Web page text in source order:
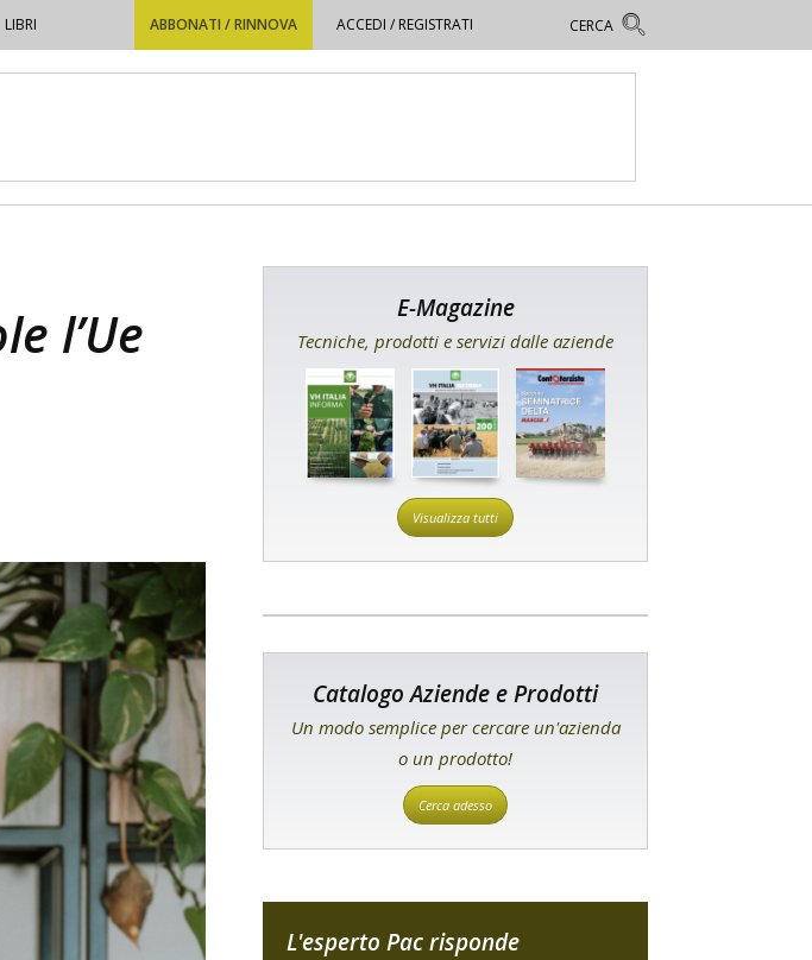
LIBRI ABBONATI / RINNOVA ACCEDI / REGISTRATI
l’Ue
E-Magazine
Tecniche, prodotti e servizi dalle aziende
Visualizza tutti
Catalogo Aziende e Prodotti
Un modo semplice per cercare un'azienda
o un prodotto!
Cerca adesso
L'esperto Pac risponde